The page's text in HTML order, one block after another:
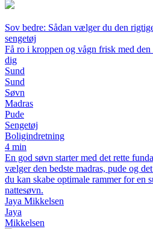
Sov bedre: Sådan vælger du den
sengetøj
Få ro i kroppen og vågn frisk med den
dig
Sund
Sund
Søvn
Madras
Pude
Sengetøj
Boligindretning
4 min
En god søvn starter med det rette
vælger den bedste madras, pude og
du kan skabe optimale rammer for en
nattesøvn.
Jaya Mikkelsen
Jaya
Mikkelsen